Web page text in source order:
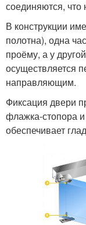
соединяются,
В конструкции
полотна), одна
проёму, а у
осуществляется
направляющим.
Фиксация двери
флажка-стопора
обеспечивает